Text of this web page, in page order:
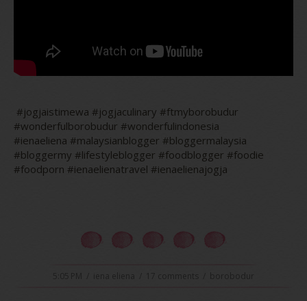
#jogjaistimewa #jogjaculinary #ftmyborobudur
#wonderfulborobudur #wonderfulindonesia
#ienaeliena #malaysianblogger #bloggermalaysia
#bloggermy #lifestyleblogger #foodblogger #foodie
#foodporn #ienaelienatravel #ienaelienajogja